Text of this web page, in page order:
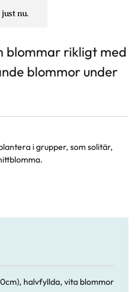
nu.
blommar rikligt med
blommor under
i grupper, som solitär,
halvfyllda, vita blommor